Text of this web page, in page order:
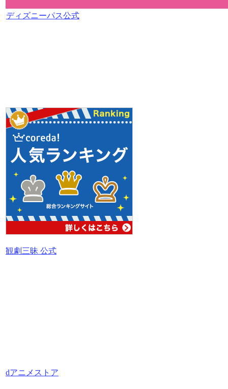
ディズニーパス公式
観劇三昧 公式
dアニメストア